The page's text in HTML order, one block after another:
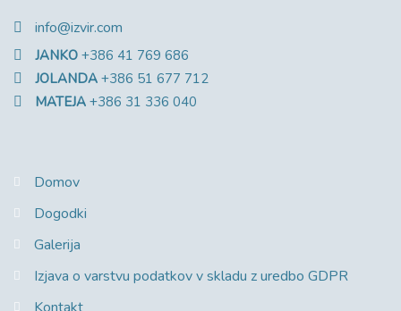
info@izvir.com
JANKO +386 41 769 686
JOLANDA +386 51 677 712
MATEJA +386 31 336 040
Domov
Dogodki
Galerija
Izjava o varstvu podatkov v skladu z uredbo GDPR